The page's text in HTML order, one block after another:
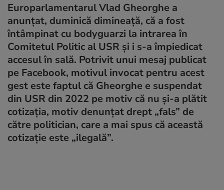
Europarlamentarul Vlad Gheorghe a
anunțat, duminică dimineață, că a fost
întâmpinat cu bodyguarzi la intrarea în
Comitetul Politic al USR și i s-a împiedicat
accesul în sală. Potrivit unui mesaj publicat
pe Facebook, motivul invocat pentru acest
gest este faptul că Gheorghe e suspendat
din USR din 2022 pe motiv că nu și-a plătit
cotizația, motiv denunțat drept „fals” de
către politician, care a mai spus că această
cotizație este „ilegală”.